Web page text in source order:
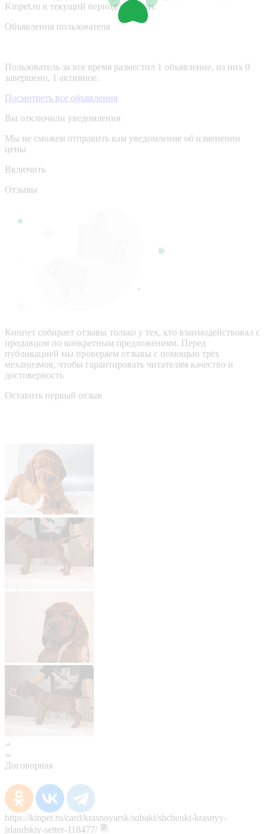
Kinpet.ru в текущий период времени.
Объявления пользователя
Пользователь за все время разместил 1 объявление, из них 0
завершено, 1 активное.
Посмотреть все объявления
Вы отключили уведомления
Мы не сможем отправить вам уведомление об изменении
цены
Включить
Отзывы
Кинпет собирает отзывы только у тех, кто взаимодействовал с
продавцом по конкретным предложениям. Перед
публикацией мы проверяем отзывы с помощью трёх
механизмов, чтобы гарантировать читателям качество и
достоверность
Оставить первый отзыв
Договорная
https://kinpet.ru/card/krasnoyarsk/sobaki/shchenki-krasnyy-
irlandskiy-setter-118477/